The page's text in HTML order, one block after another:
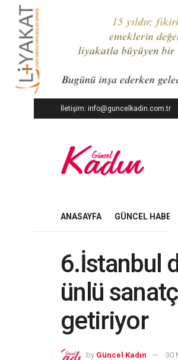
İletişim: info@guncelkadin.com.tr
ANASAYFA GÜNCEL
6.İstanbul
ünlü
getiriyor
by Güncel Kadın 30